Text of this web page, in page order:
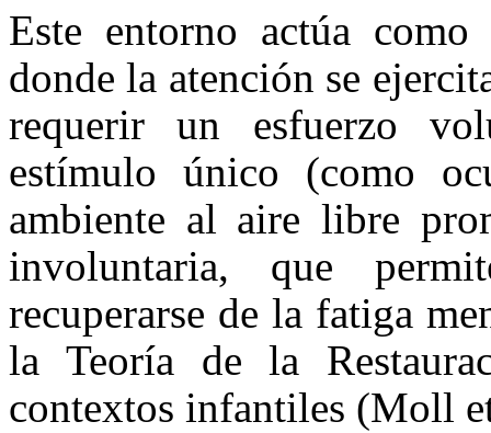
Este entorno actúa
donde la atención se
requerir un esfuerzo
estímulo único (como
ambiente al aire libre
involuntaria, que
recuperarse de la fatiga
la Teoría de la
contextos infantiles (Moll